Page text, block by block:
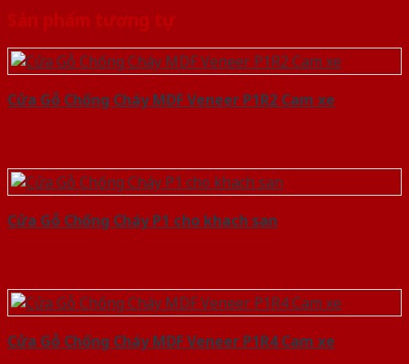
Sản phẩm tương tự
Cửa Gỗ Chống Cháy MDF Veneer P1R2 Cam xe
Cửa Gỗ Chống Cháy P1 cho khach san
Cửa Gỗ Chống Cháy MDF Veneer P1R4 Cam xe